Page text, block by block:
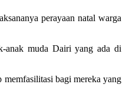
perayaan natal warga
anak muda Dairi yang ada di
bagi mereka yang